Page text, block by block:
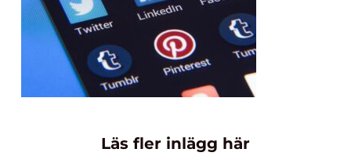
Läs fler inlägg här